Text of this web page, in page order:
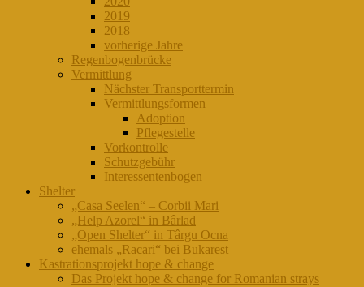
2019
2018
vorherige Jahre
Regenbogenbrücke
Vermittlung
Nächster Transporttermin
Vermittlungsformen
Adoption
Pflegestelle
Vorkontrolle
Schutzgebühr
Interessentenbogen
Shelter
„Casa Seelen“ – Corbii Mari
„Help Azorel“ in Bârlad
„Open Shelter“ in Târgu Ocna
ehemals „Racari“ bei Bukarest
Kastrationsprojekt hope & change
Das Projekt hope & change for Romanian strays